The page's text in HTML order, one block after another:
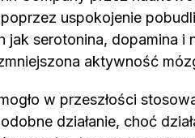
uspokojenie
jak serotonina,
aktywność
w przeszłości
działanie, choć